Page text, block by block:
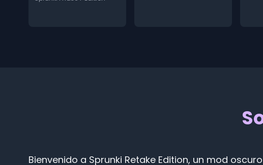
Bienvenido a Sprunki Retake Edition, un mod